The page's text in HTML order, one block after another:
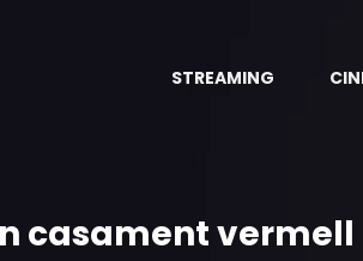
STREAMING
casament vermell